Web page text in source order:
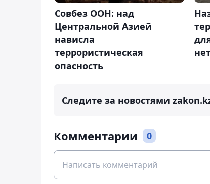
Совбез ООН: над
Центральной Азией
нависла
террористическая
опасность
Следите за новостями
Комментарии 0